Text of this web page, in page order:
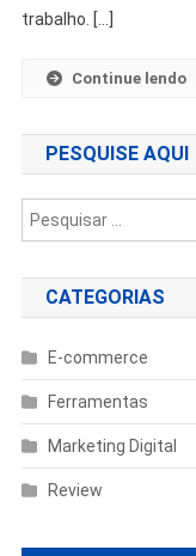
trabalho. […]
Continue lendo
PESQUISE AQUI
CATEGORIAS
E-commerce
Ferramentas
Marketing Digital
Review